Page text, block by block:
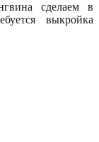
сделаем в
выкройка